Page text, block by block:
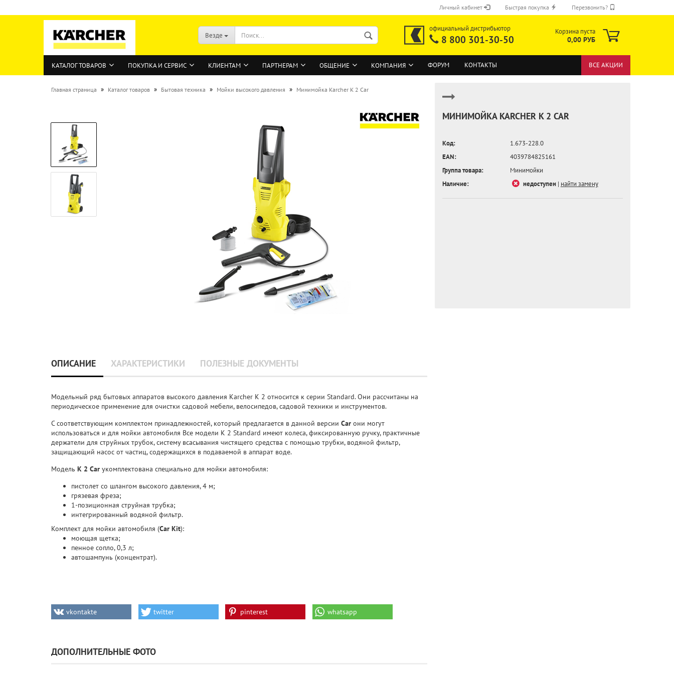
Личный кабинет
ВОЙТИ
Быстрая покупка Перезвонить?
Везде
официальный дистрибьютор
8 800 301-30-50
Корзина пуста
0,00 РУБ
КАТАЛОГ ТОВАРОВ ПОКУПКА И СЕРВИС КЛИЕНТАМ ПАРТНЕРАМ ОБЩЕНИЕ КОМПАНИЯ ФОРУМ КОНТАКТЫ ВСЕ АКЦИИ
Главная страница » Каталог товаров » Бытовая техника » Мойки высокого давления » Минимойка Karcher K 2 Car
МИНИМОЙКА KARCHER K 2 CAR
Код:
1.673-228.0
EAN:
4039784825161
Группа товара:
Минимойки
Наличие:
недоступен| найти замену
ОПИСАНИЕ ХАРАКТЕРИСТИКИ ПОЛЕЗНЫЕ ДОКУМЕНТЫ
Модельный ряд бытовых аппаратов высокого давления Karcher K 2 относится к серии Standard. Они рассчитаны на
периодическое применение для очистки садовой мебели, велосипедов, садовой техники и инструментов.
С соответствующим комплектом принадлежностей, который предлагается в данной версии Car они могут
использоваться и для мойки автомобиля Все модели K 2 Standard имеют колеса, фиксированную ручку, практичные
держатели для струйных трубок, систему всасывания чистящего средства с помощью трубки, водяной фильтр,
защищающий насос от частиц, содержащихся в подаваемой в аппарат воде.
Модель K 2 Car укомплектована специально для мойки автомобиля:
пистолет со шлангом высокого давления, 4 м;
грязевая фреза;
1-позиционная струйная трубка;
интегрированный водяной фильтр.
Комплект для мойки автомобиля (Car Kit):
моющая щетка;
пенное сопло, 0,3 л;
автошампунь (концентрат).
vkontakte twitter pinterest whatsapp
ДОПОЛНИТЕЛЬНЫЕ ФОТО